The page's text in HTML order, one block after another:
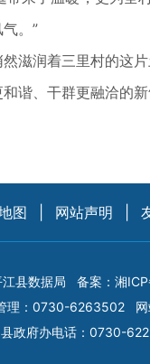
。”
润着三里村的这
谐、干群更融洽的
图 网站声明
县数据局 备案： 湘
理：0730-6263502
县政府办电话：0730-